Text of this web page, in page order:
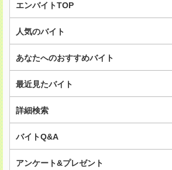
エンバイトTOP
人気のバイト
あなたへのおすすめバイト
最近見たバイト
詳細検索
バイトQ&A
アンケート&プレゼント